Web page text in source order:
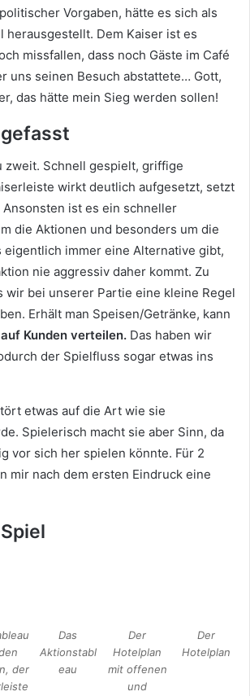
Vorgaben, hätte es sich als
herausgestellt. Dem Kaiser ist es
missfallen, dass noch Gäste im Café
uns seinen Besuch abstattete… Gott,
das hätte mein Sieg werden sollen!
zweit. Schnell gespielt, griffige
wirkt deutlich aufgesetzt, setzt
ist es ein schneller
die Aktionen und besonders um die
eigentlich immer eine Alternative gibt,
nie aggressiv daher kommt. Zu
wir bei unserer Partie eine kleine Regel
Erhält man Speisen/Getränke, kann
Kunden verteilen. Das haben wir
der Spielfluss sogar etwas ins
etwas auf die Art wie sie
Spielerisch macht sie aber Sinn, da
vor sich her spielen könnte. Für 2
mir nach dem ersten Eindruck eine
der
Das
Aktionstabl
eau
Der
Hotelplan
mit offenen
und
Der
Hotelplan